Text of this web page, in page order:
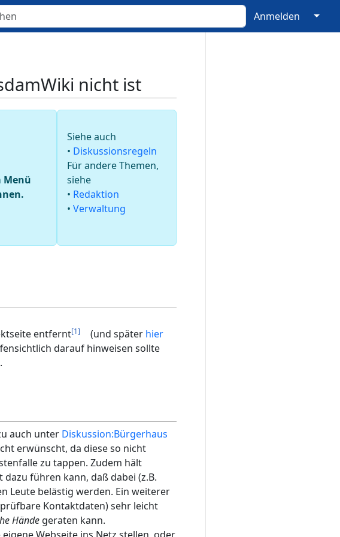
Anmelden ↓
nicht ist
Menü
Siehe auch
• Diskussions­regeln
Für andere Themen,
siehe
• Redaktion
•Verwaltung
entfernt[1] (und später hier
darauf hinweisen sollte
auch unter Diskussion:Bürgerhaus
erwünscht, da diese so nicht
zu tappen. Zudem hält
führen kann, daß dabei (z.B.
Leute belästig werden. Ein weiterer
Kontaktdaten) sehr leicht
Hände geraten kann.